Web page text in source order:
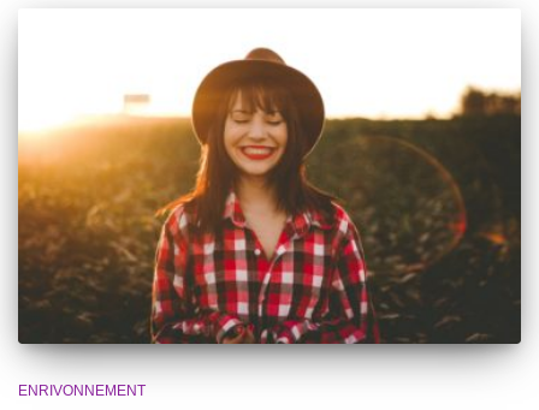
ENRIVONNEMENT